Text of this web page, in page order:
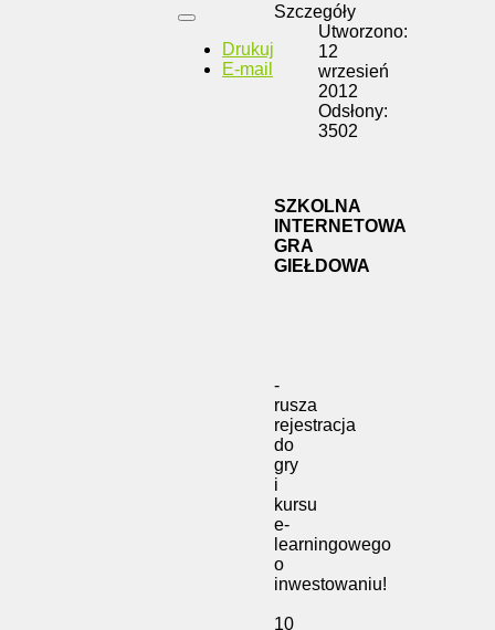
Drukuj
E-mail
Szczegóły
Utworzono:
12
wrzesień
2012
Odsłony:
3502
SZKOLNA
INTERNETOWA
GRA
GIEŁDOWA
-
rusza
rejestracja
do
gry
i
kursu
e-
learningowego
o
inwestowaniu!
10